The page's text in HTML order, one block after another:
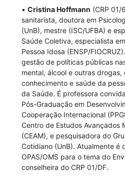
▪ Cristina Hoffmann (CRP
sanitarista, doutora em
(UnB), mestre (ISC/UFBA) e
Saúde Coletiva, especialista
Pessoa Idosa (ENSP/
gestão de políticas públicas
mental, álcool e outras drogas,
conhecimento e saúde da
da Saúde. É professora
Pós-Graduação em
Cooperação Internacional
Centro de Estudos Avançados
(CEAM), e pesquisadora do
Cotidiano (UnB). Atualmente é
OPAS/OMS para o tema do
conselheira do CRP 01/DF.